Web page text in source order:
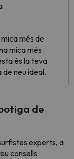
més de
mica més
és la teva
neu ideal.
de
experts, a
consells